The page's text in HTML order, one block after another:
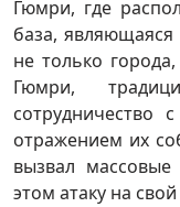
Гюмри, где
база,
не только
Гюмри,
сотрудничество
отражением их
вызвал
этом атаку на